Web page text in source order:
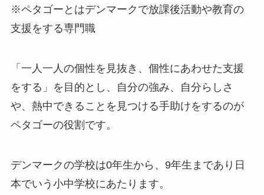
※ペタゴーとはデンマークで放課後活動や教育の
支援をする専門職
「一人一人の個性を見抜き、個性にあわせた支援
をする」を目的とし、
自分の強み、自分らしさ
や、熱中できることを見つける手助けをするのが
ペタゴーの役割です。
デンマークの学校は0年生から、9年生まであり日
本でいう小中学校にあたります。